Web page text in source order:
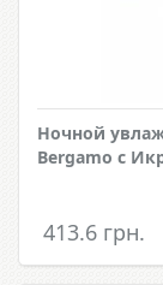
Ночной
Bergamo с
413.6 грн.